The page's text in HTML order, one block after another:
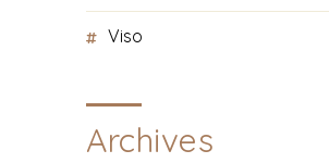
Viso
Archives